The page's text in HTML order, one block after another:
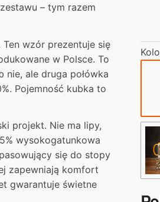
– tym razem
wzór prezentuje się
w Polsce. To
ale druga połówka
Pojemność kubka to
projekt. Nie ma lipy,
wysokogatunkowa
się do stopy
zapewniają komfort
gwarantuje świetne